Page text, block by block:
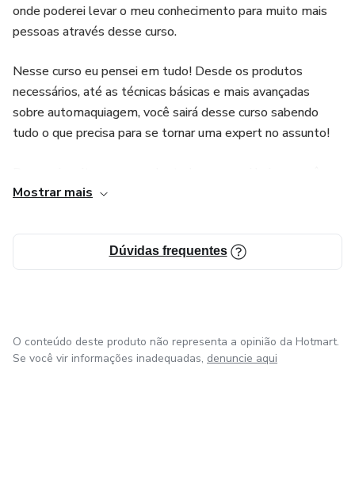
onde poderei levar o meu conhecimento para muito mais
pessoas através desse curso.
Nesse curso eu pensei em tudo! Desde os produtos
necessários, até as técnicas básicas e mais avançadas
sobre automaquiagem, você sairá desse curso sabendo
tudo o que precisa para se tornar uma expert no assunto!
terá acesso à tudo isso de forma simples e super didática!
Nos vemos lá!
Mostrar mais
Dúvidas frequentes
O conteúdo deste produto não representa a opinião da Hotmart.
Se você vir informações inadequadas, denuncie aqui